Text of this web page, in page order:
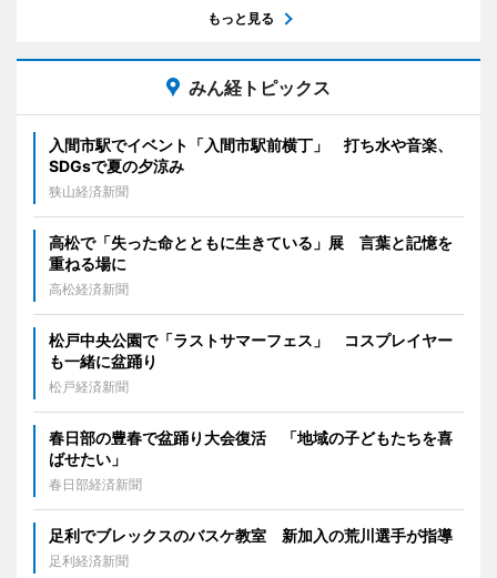
もっと見る
みん経トピックス
入間市駅でイベント「入間市駅前横丁」 打ち水や音楽、
SDGsで夏の夕涼み
狭山経済新聞
高松で「失った命とともに生きている」展 言葉と記憶を
重ねる場に
高松経済新聞
松戸中央公園で「ラストサマーフェス」 コスプレイヤー
も一緒に盆踊り
松戸経済新聞
春日部の豊春で盆踊り大会復活 「地域の子どもたちを喜
ばせたい」
春日部経済新聞
足利でブレックスのバスケ教室 新加入の荒川選手が指導
足利経済新聞